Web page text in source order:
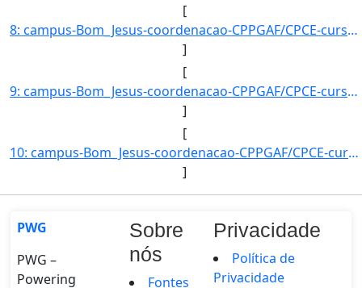
[
8: campus-Bom_Jesus-coordenacao-CPPGAF/CPCE-curso-POS-GRADUACAO_EM_AGRONOMIA_?_FITOTECNIA-nivel-E-aluno]
]
[
9: campus-Bom_Jesus-coordenacao-CPPGAF/CPCE-curso-POS-GRADUACAO_EM_AGRONOMIA_?_FITOTECNIA-nivel-E-aluno]
]
[
10: campus-Bom_Jesus-coordenacao-CPPGAF/CPCE-curso-POS-GRADUACAO_EM_AGRONOMIA_?_FITOTECNIA-nivel-E-aluno]
]
PWG
PWG –
Powering
Sobre
nós
Fontes
Privacidade
Política de
Privacidade